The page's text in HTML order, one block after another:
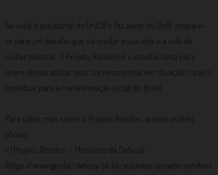
Se você é estudante do UniCB e faz parte do UniR, prepare-
se para um desafio que vai mudar a sua vida e a vida de
muitas pessoas. O Projeto Rondon é a escolha certa para
quem deseja aplicar seus conhecimentos em situações reais e
contribuir para a transformação social do Brasil.
Para saber mais sobre o Projeto Rondon, acesse os links
oficiais:
– [Projeto Rondon – Ministério da Defesa]
(https://www.gov.br/defesa/pt-br/assuntos/projeto-rondon)